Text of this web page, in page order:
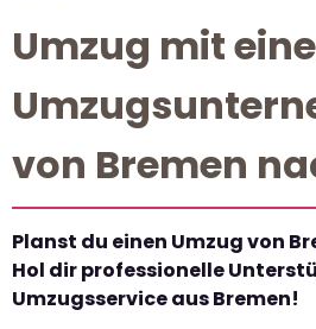
Umzug mit
von Bremen
Planst du einen Umzug von
Hol dir professionelle
Umzugsservice aus Bremen!